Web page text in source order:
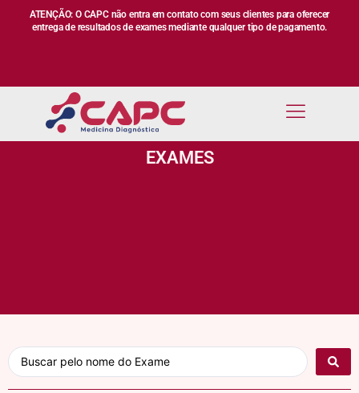
ATENÇÃO: O CAPC não entra em contato com seus clientes para oferecer
entrega de resultados de exames mediante qualquer tipo de pagamento.
EXAMES